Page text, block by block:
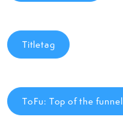
Titletag
ToFu: Top of the funnel